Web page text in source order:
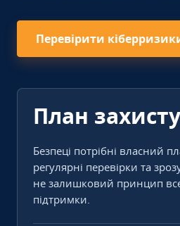
Перевірити
План захисту
Безпеці потрібні власний
регулярні перевірки та
не залишковий принцип
підтримки.